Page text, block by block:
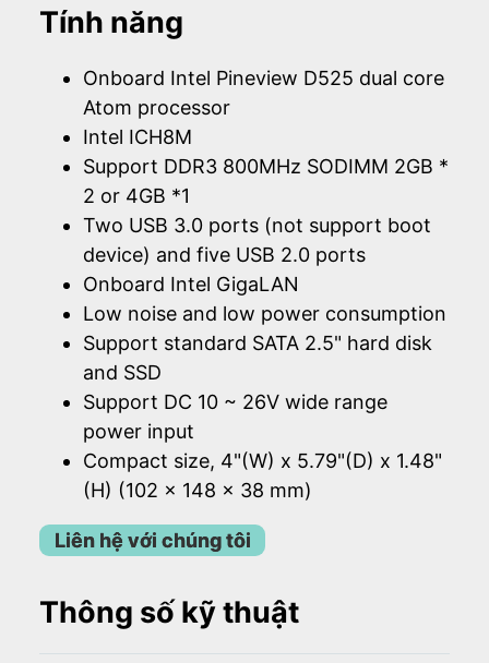
Tính năng
Onboard Intel Pineview D525 dual core
Atom processor
Intel ICH8M
Support DDR3 800MHz SODIMM 2GB *
2 or 4GB *1
Two USB 3.0 ports (not support boot
device) and five USB 2.0 ports
Onboard Intel GigaLAN
Low noise and low power consumption
Support standard SATA 2.5" hard disk
and SSD
Support DC 10 ~ 26V wide range
power input
Compact size, 4"(W) x 5.79"(D) x 1.48"
(H) (102 x 148 x 38 mm)
Liên hệ với chúng tôi
Thông số kỹ thuật